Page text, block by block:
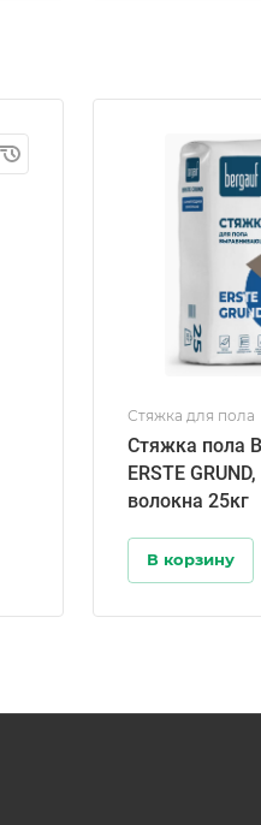
Стяжка для пола
Стяжка пола
ERSTE
волокна 25кг
В корзину